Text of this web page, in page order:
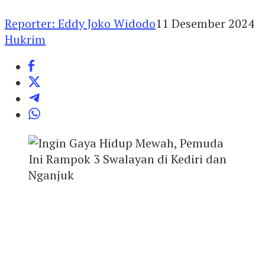
Reporter: Eddy Joko Widodo11 Desember 2024
Hukrim